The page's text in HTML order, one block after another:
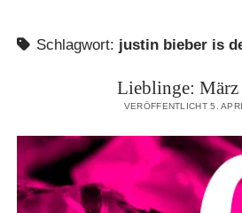
Schlagwort: justin bieber is
Lieblinge: März
VERÖFFENTLICHT 5.